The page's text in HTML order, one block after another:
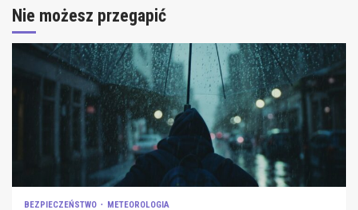
Nie możesz przegapić
BEZPIECZEŃSTWO METEOROLOGIA